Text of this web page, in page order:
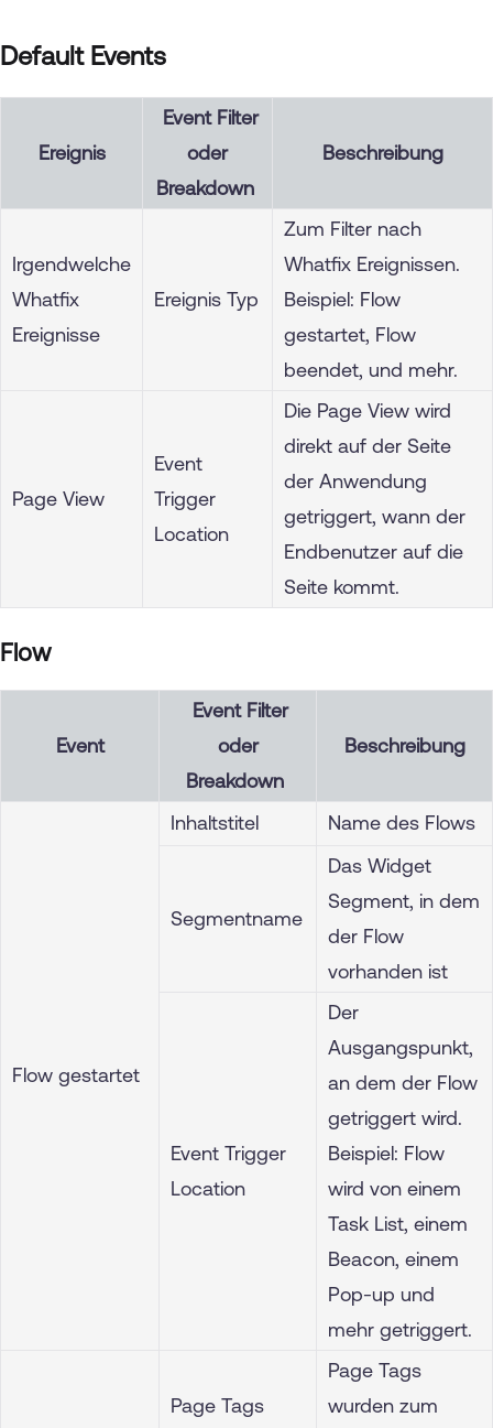
Default Events
Ereignis
Event Filter
oder
Breakdown
Beschreibung
Irgendwelche
Whatfix
Ereignisse
Ereignis Typ
Zum Filter nach
Whatfix Ereignissen.
Beispiel: Flow
gestartet, Flow
beendet, und mehr.
Page View
Event
Trigger
Location
Die Page View wird
direkt auf der Seite
der Anwendung
getriggert, wann der
Endbenutzer auf die
Seite kommt.
Flow
Event
Event Filter
oder
Breakdown
Beschreibung
Flow gestartet
Inhaltstitel Name des Flows
Segmentname
Das Widget
Segment, in dem
der Flow
vorhanden ist
Event Trigger
Location
Der
Ausgangspunkt,
an dem der Flow
getriggert wird.
Beispiel: Flow
wird von einem
Task List, einem
Beacon, einem
Pop-up und
mehr getriggert.
Page Tags
Page Tags
wurden zum